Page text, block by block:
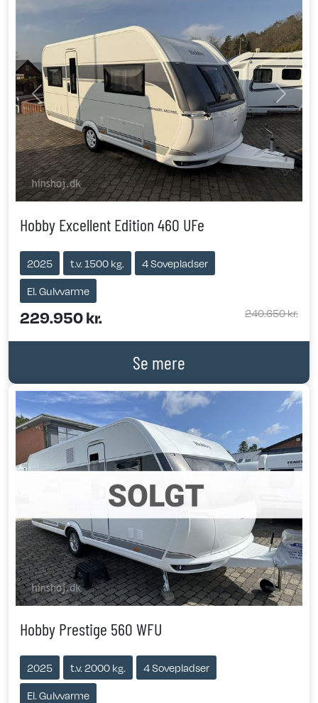
Previous Next
Hobby Excellent Edition 460 UFe
2025 t.v. 1500 kg.
4 Sovepladser
El. Gulvvarme
229.950 kr. 240.650 kr.
Se mere
Hobby Prestige 560 WFU
2025 t.v. 2000 kg.
4 Sovepladser
El. Gulvvarme